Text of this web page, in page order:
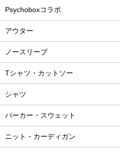
Psychoboxコラボ
アウター
ノースリーブ
Tシャツ・カットソー
シャツ
パーカー・スウェット
ニット・カーディガン